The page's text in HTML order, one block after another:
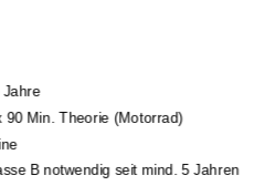
Jahre
90 Min. Theorie (Motorrad)
B notwendig seit mind. 5 Jahren